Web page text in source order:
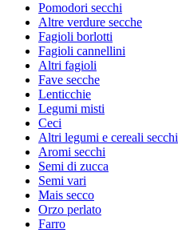
Pomodori secchi
Altre verdure secche
Fagioli borlotti
Fagioli cannellini
Altri fagioli
Fave secche
Lenticchie
Legumi misti
Ceci
Altri legumi e cereali secchi
Aromi secchi
Semi di zucca
Semi vari
Mais secco
Orzo perlato
Farro